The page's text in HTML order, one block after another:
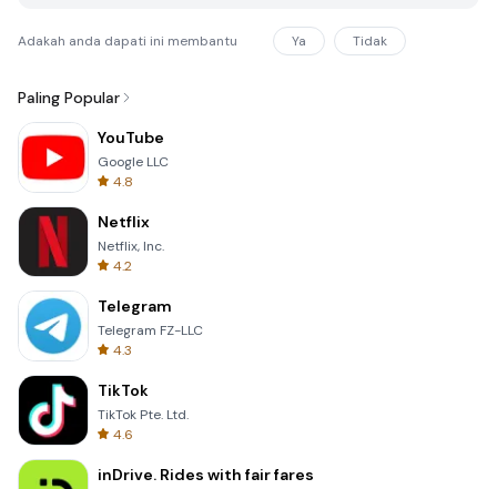
Adakah anda dapati ini membantu Ya Tidak
Paling Popular
YouTube
Google LLC
4.8
Netflix
Netflix, Inc.
4.2
Telegram
Telegram FZ-LLC
4.3
TikTok
TikTok Pte. Ltd.
4.6
inDrive. Rides with fair fares